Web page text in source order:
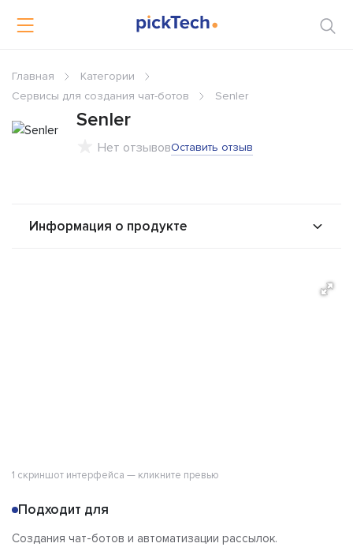
Главная
Категории
Сервисы для создания чат-ботов
Senler
Senler
Нет отзывовОставить отзыв
Информация о продукте
1 скриншот интерфейса — кликните превью
Подходит для
Создания чат-ботов и автоматизации рассылок.